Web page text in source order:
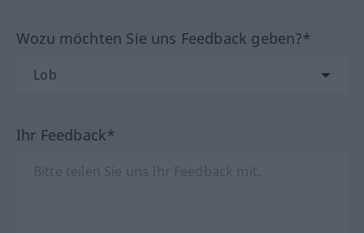
Wozu möchten Sie uns Feedback geben?*
Ihr Feedback*